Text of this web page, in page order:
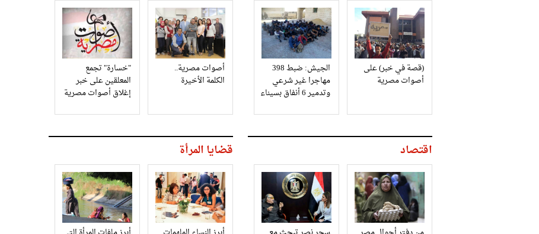
(قصة في خبر) على
أصوات مصرية
الجيش: ضبط 398
مهاجرا غير شرعي
وتدمير 6 أنفاق بسيناء
أصوات مصرية..
الكلمة الأخيرة
"خسارة" تجمع
المعلقين على خبر
إغلاق أصوات مصرية
اقتصاد قضايا المرأة